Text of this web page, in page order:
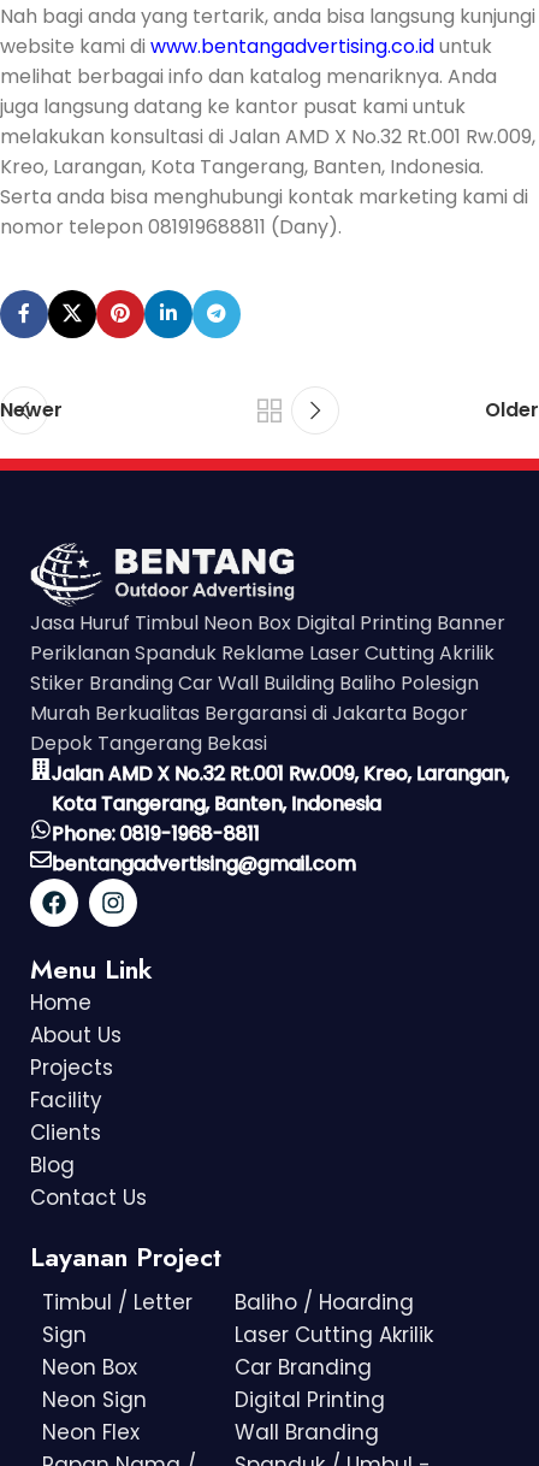
Nah bagi anda yang tertarik, anda bisa langsung kunjungi
website kami di www.bentangadvertising.co.iduntuk
melihat berbagai info dan katalog menariknya. Anda
juga langsung datang ke kantor pusat kami untuk
melakukan konsultasi di Jalan AMD X No.32 Rt.001 Rw.009,
Kreo, Larangan, Kota Tangerang, Banten, Indonesia.
Serta anda bisa menghubungi kontak marketing kami di
nomor telepon 081919688811 (Dany).
Newer Older
Jasa Huruf Timbul Neon Box Digital Printing Banner
Periklanan Spanduk Reklame Laser Cutting Akrilik
Stiker Branding Car Wall Building Baliho Polesign
Murah Berkualitas Bergaransi di Jakarta Bogor
Depok Tangerang Bekasi
Jalan AMD X No.32 Rt.001 Rw.009, Kreo, Larangan,
Kota Tangerang, Banten, Indonesia
Phone: 0819-1968-8811
bentangadvertising@gmail.com
Menu Link
Home
About Us
Projects
Facility
Clients
Blog
Contact Us
Layanan Project
Timbul / Letter
Sign
Neon Box
Neon Sign
Neon Flex
Baliho / Hoarding
Laser Cutting Akrilik
Car Branding
Digital Printing
Wall Branding